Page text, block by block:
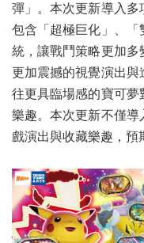
彈」。本次更新導入多
包含「超極巨化」、「
統，讓戰鬥策略更加多
更加震撼的視覺演出與
往更具臨場感的寶可
樂趣。本次更新不僅導
戲演出與收藏樂趣，預